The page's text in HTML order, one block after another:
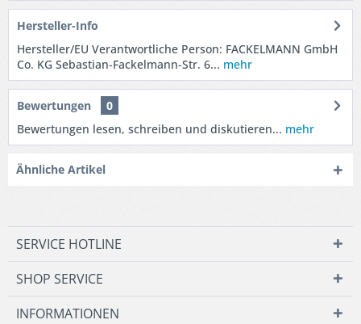
Hersteller-Info
Hersteller/EU Verantwortliche Person: FACKELMANN GmbH
Co. KG Sebastian-Fackelmann-Str. 6... mehr
Bewertungen
0
Bewertungen lesen, schreiben und diskutieren... mehr
Ähnliche Artikel
SERVICE HOTLINE
SHOP SERVICE
INFORMATIONEN